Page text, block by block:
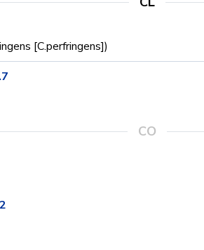
[C.perfringens])
CO